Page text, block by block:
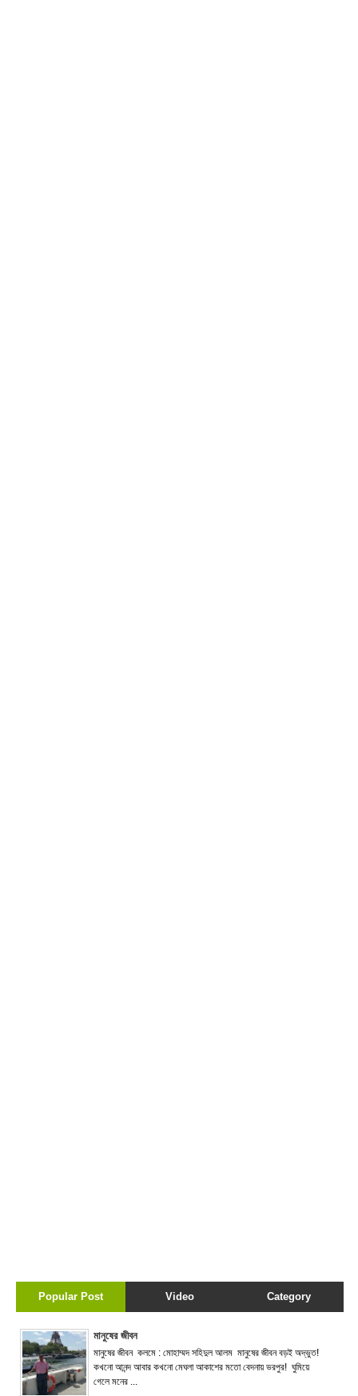
Popular Post Video Category
মানুষের জীবন
মানুষের জীবন কলমে : মোহাম্মদ সহিদুল আলম মানুষের জীবন বড়ই অদ্ভুত!
কখনো আনন্দ আবার কখনো মেঘলা আকাশের মতো বেদনায় ভরপুর! ঘুমিয়ে
গেলে মনের ...